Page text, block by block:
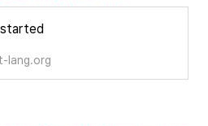
lang.org